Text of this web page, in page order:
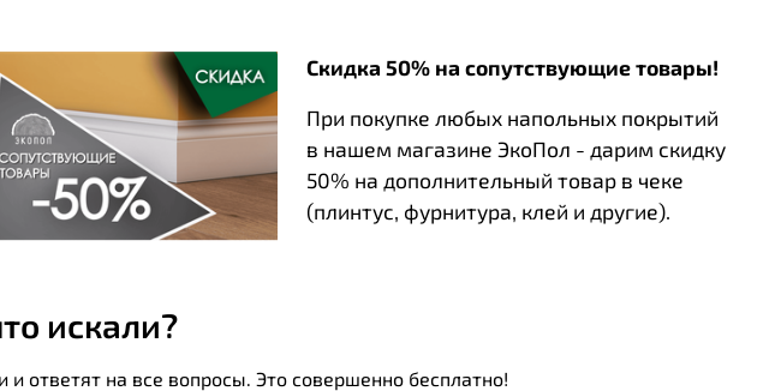
идеальным решением для тех, кто ценит качество и
Почувствуйте свободу творчества вместе с гипсовыми
Artpole Barcode+led!
Скидка 50% на сопутствующие товары!
При покупке любых напольных покрытий
в нашем магазине ЭкоПол - дарим скидку
50% на дополнительный товар в чеке
(плинтус, фурнитура, клей и другие).
искали?
ответят на все вопросы. Это совершенно бесплатно!